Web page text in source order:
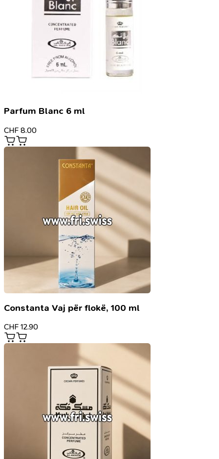
Parfum Blanc 6 ml
CHF 8.00
Constanta Vaj për flokë, 100 ml
CHF 12.90